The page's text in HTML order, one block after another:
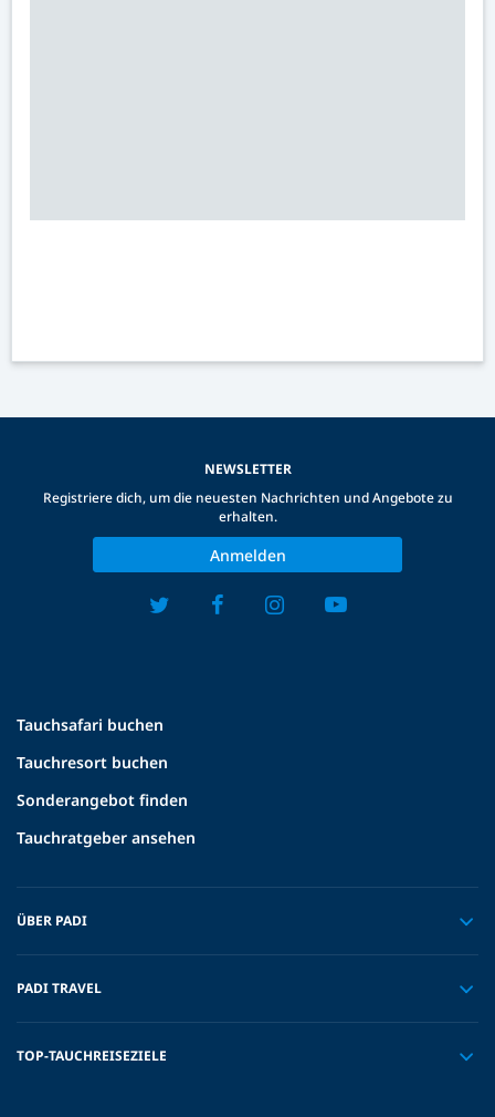
Tauchsafari buchen
Tauchresort buchen
Sonderangebot finden
Tauchratgeber ansehen
ÜBER PADI
PADI TRAVEL
TOP-TAUCHREISEZIELE
NEWSLETTER
Registriere dich, um die neuesten Nachrichten und Angebote zu
erhalten.
Anmelden